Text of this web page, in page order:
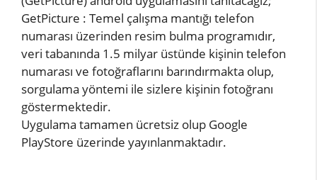
GetPicture : Temel çalışma mantığı telefon
numarası üzerinden resim bulma programıdır,
veri tabanında 1.5 milyar üstünde kişinin telefon
numarası ve fotoğraflarını barındırmakta olup,
sorgulama yöntemi ile sizlere kişinin fotoğranı
göstermektedir.
Uygulama tamamen ücretsiz olup Google
PlayStore üzerinde yayınlanmaktadır.